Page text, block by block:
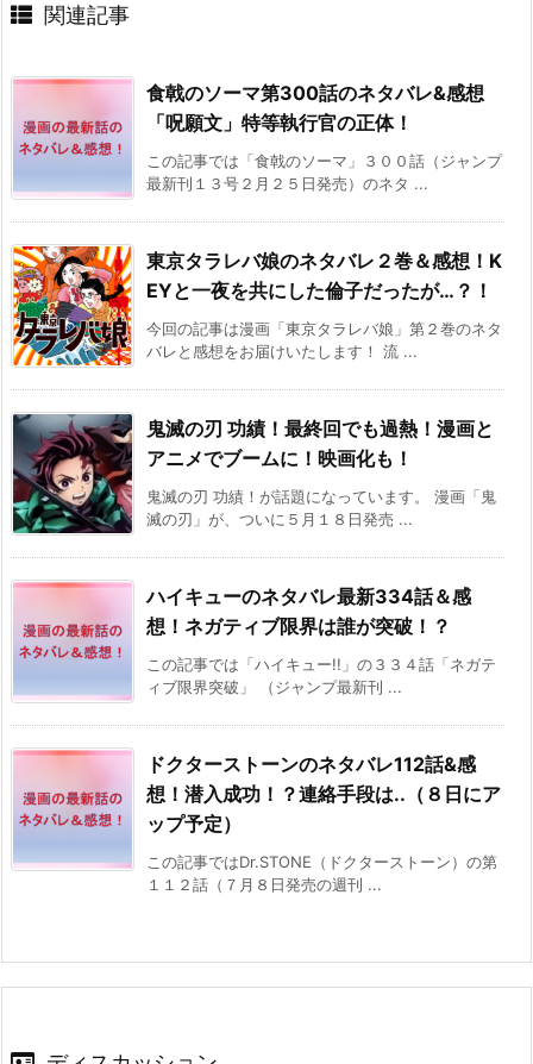
関連記事
食戟のソーマ第300話のネタバレ&感想
「呪願文」特等執行官の正体！
この記事では「食戟のソーマ」３００話（ジャンプ
最新刊１３号２月２５日発売）のネタ ...
東京タラレバ娘のネタバレ２巻＆感想！K
EYと一夜を共にした倫子だったが…？！
今回の記事は漫画「東京タラレバ娘」第２巻のネタ
バレと感想をお届けいたします！ 流 ...
鬼滅の刃 功績！最終回でも過熱！漫画と
アニメでブームに！映画化も！
鬼滅の刃 功績！が話題になっています。 漫画「鬼
滅の刃」が、ついに５月１８日発売 ...
ハイキューのネタバレ最新334話＆感
想！ネガティブ限界は誰が突破！？
この記事では「ハイキュー!!」の３３４話「ネガテ
ィブ限界突破」 （ジャンプ最新刊 ...
ドクターストーンのネタバレ112話&感
想！潜入成功！？連絡手段は..（８日にア
ップ予定）
この記事ではDr.STONE（ドクターストーン）の第
１１２話（７月８日発売の週刊 ...